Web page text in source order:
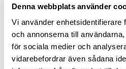
Denna webbplats använder
Vi använder enhetsidentifierare
och annonserna till
för sociala medier och
vidarebefordrar även sådana
HANDTAG ZG-RAS/RO
704304
153,60 kr inkl. moms